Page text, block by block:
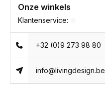
Onze winkels
Klantenservice:
+32 (0)9 273 98 80
info@livingdesign.be